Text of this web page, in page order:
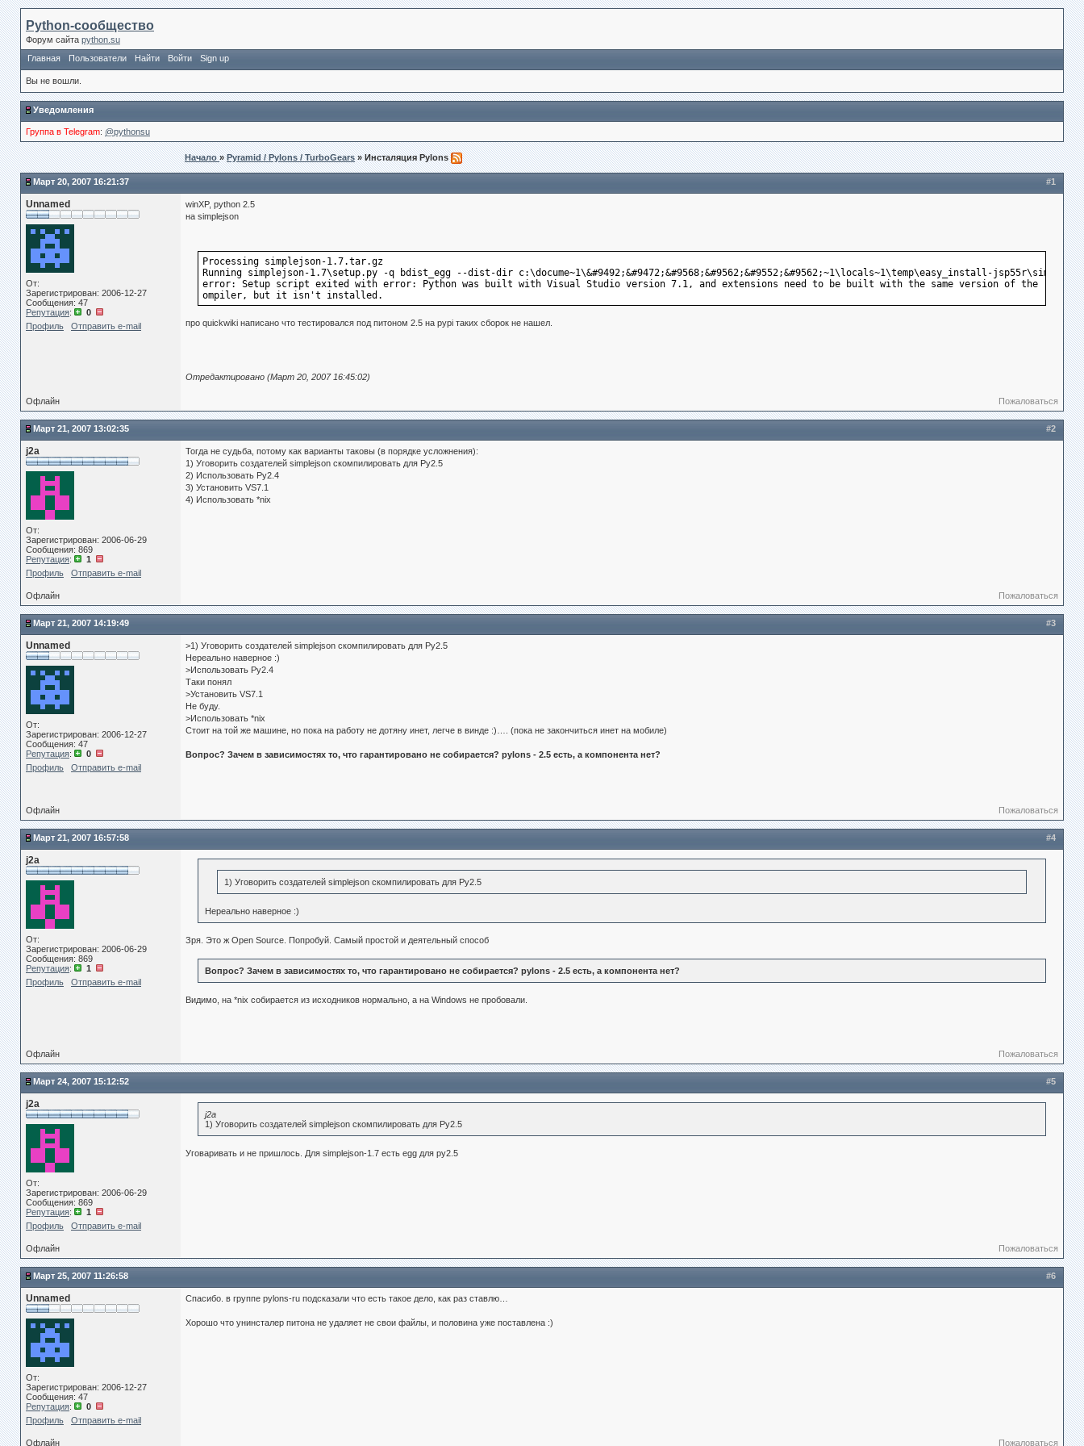
Python-сообщество
Форум сайта python.su
Главная
Пользователи Найти Войти Sign up
Вы не вошли.
Уведомления
Группа в Telegram: @pythonsu
Начало»Pyramid / Pylons / TurboGears » Инсталяция Pylons
#1
Март 20, 2007 16:21:37
Unnamed
От:
Зарегистрирован: 2006-12-27
Сообщения: 47
Репутация:
0
Профиль
Отправить e-mail
winXP, python 2.5
на simplejson
Processing simplejson-1.7.tar.gz
Running simplejson-1.7\setup.py -q bdist_egg --dist-dir c:\docume~1\&#9492;&#9472;&#9568;&#9562;&#9552;&#9562;~1\locals~1\temp\easy_install-
error: Setup script exited with error: Python was built with Visual Studio version 7.1, and extensions need to be built with the same version of the
ompiler, but it isn't installed.
про quickwiki написано что тестировался под питоном 2.5 на pypi таких сборок не нашел.
Отредактировано (Март 20, 2007 16:45:02)
Офлайн Пожаловаться
#2
Март 21, 2007 13:02:35
j2a
От:
Зарегистрирован: 2006-06-29
Сообщения: 869
Репутация:
1
Профиль
Отправить e-mail
Тогда не судьба, потому как варианты таковы (в порядке усложнения):
1) Уговорить создателей simplejson скомпилировать для Py2.5
2) Использовать Py2.4
3) Установить VS7.1
4) Использовать *nix
Офлайн Пожаловаться
#3
Март 21, 2007 14:19:49
Unnamed
От:
Зарегистрирован: 2006-12-27
Сообщения: 47
Репутация:
0
Профиль
Отправить e-mail
>1) Уговорить создателей simplejson скомпилировать для Py2.5
Нереально наверное :)
>Использовать Py2.4
Таки понял
>Установить VS7.1
Не буду.
>Использовать *nix
Стоит на той же машине, но пока на работу не дотяну инет, легче в винде :)…. (пока не закончиться инет на мобиле)
Вопрос? Зачем в зависимостях то, что гарантировано не собирается? pylons - 2.5 есть, а компонента нет?
Офлайн Пожаловаться
#4
Март 21, 2007 16:57:58
j2a
От:
Зарегистрирован: 2006-06-29
Сообщения: 869
Репутация:
1
Профиль
Отправить e-mail
1) Уговорить создателей simplejson скомпилировать для Py2.5
Нереально наверное :)
Зря. Это ж Open Source. Попробуй. Самый простой и деятельный способ
Вопрос? Зачем в зависимостях то, что гарантировано не собирается? pylons - 2.5 есть, а компонента нет?
Видимо, на *nix собирается из исходников нормально, а на Windows не пробовали.
Офлайн Пожаловаться
#5
Март 24, 2007 15:12:52
j2a
От:
Зарегистрирован: 2006-06-29
Сообщения: 869
Репутация:
1
Профиль
Отправить e-mail
j2a
1) Уговорить создателей simplejson скомпилировать для Py2.5
Уговаривать и не пришлось. Для simplejson-1.7 есть egg для py2.5
Офлайн Пожаловаться
#6
Март 25, 2007 11:26:58
Unnamed
От:
Зарегистрирован: 2006-12-27
Сообщения: 47
Репутация:
0
Профиль
Отправить e-mail
Спасибо. в группе pylons-ru подсказали что есть такое дело, как раз ставлю…
Хорошо что унинсталер питона не удаляет не свои файлы, и половина уже поставлена :)
Офлайн Пожаловаться